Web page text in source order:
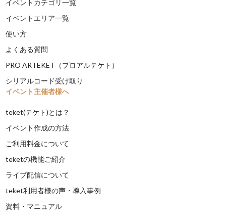
イベントカテゴリ一覧
イベントエリア一覧
使い方
よくある質問
PRO ARTEKET（プロアルテケト）
シリアルコード受け取り
イベント主催者様へ
teket(テケト)とは？
イベント作成の方法
ご利用料金について
teketの機能ご紹介
ライブ配信について
teket利用者様の声・導入事例
資料・マニュアル